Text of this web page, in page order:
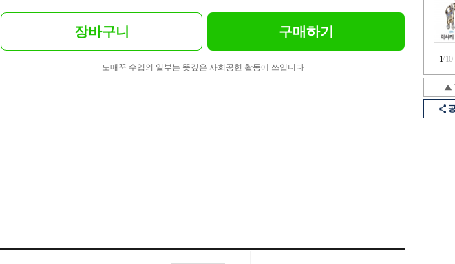
1/10
장바구니 구매하기
도매꾹 수입의 일부는 뜻깊은 사회공헌 활동에 쓰입니다